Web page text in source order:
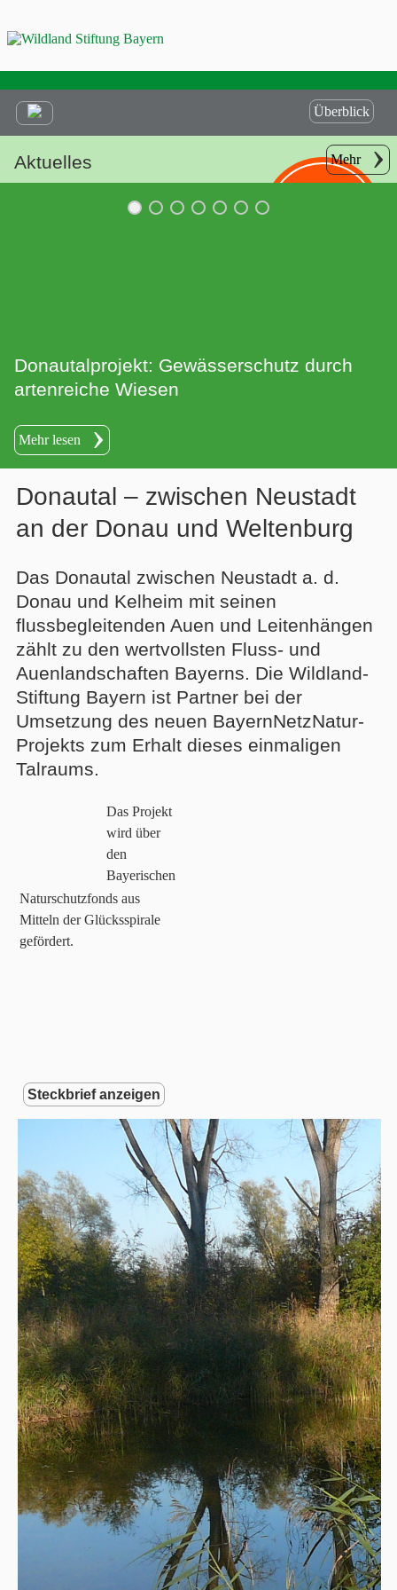
Überblick
Aktuelles Mehr
Donautalprojekt: Gewässerschutz durch
artenreiche Wiesen
Mehr lesen
Donautal – zwischen Neustadt
an der Donau und Weltenburg
Das Donautal zwischen Neustadt a. d.
Donau und Kelheim mit seinen
flussbegleitenden Auen und Leitenhängen
zählt zu den wertvollsten Fluss- und
Auenlandschaften Bayerns. Die Wildland-
Stiftung Bayern ist Partner bei der
Umsetzung des neuen BayernNetzNatur-
Projekts zum Erhalt dieses einmaligen
Talraums.
Das Projekt
wird über
den
Bayerischen
Naturschutzfonds aus
Mitteln der Glücksspirale
gefördert.
Steckbrief anzeigen